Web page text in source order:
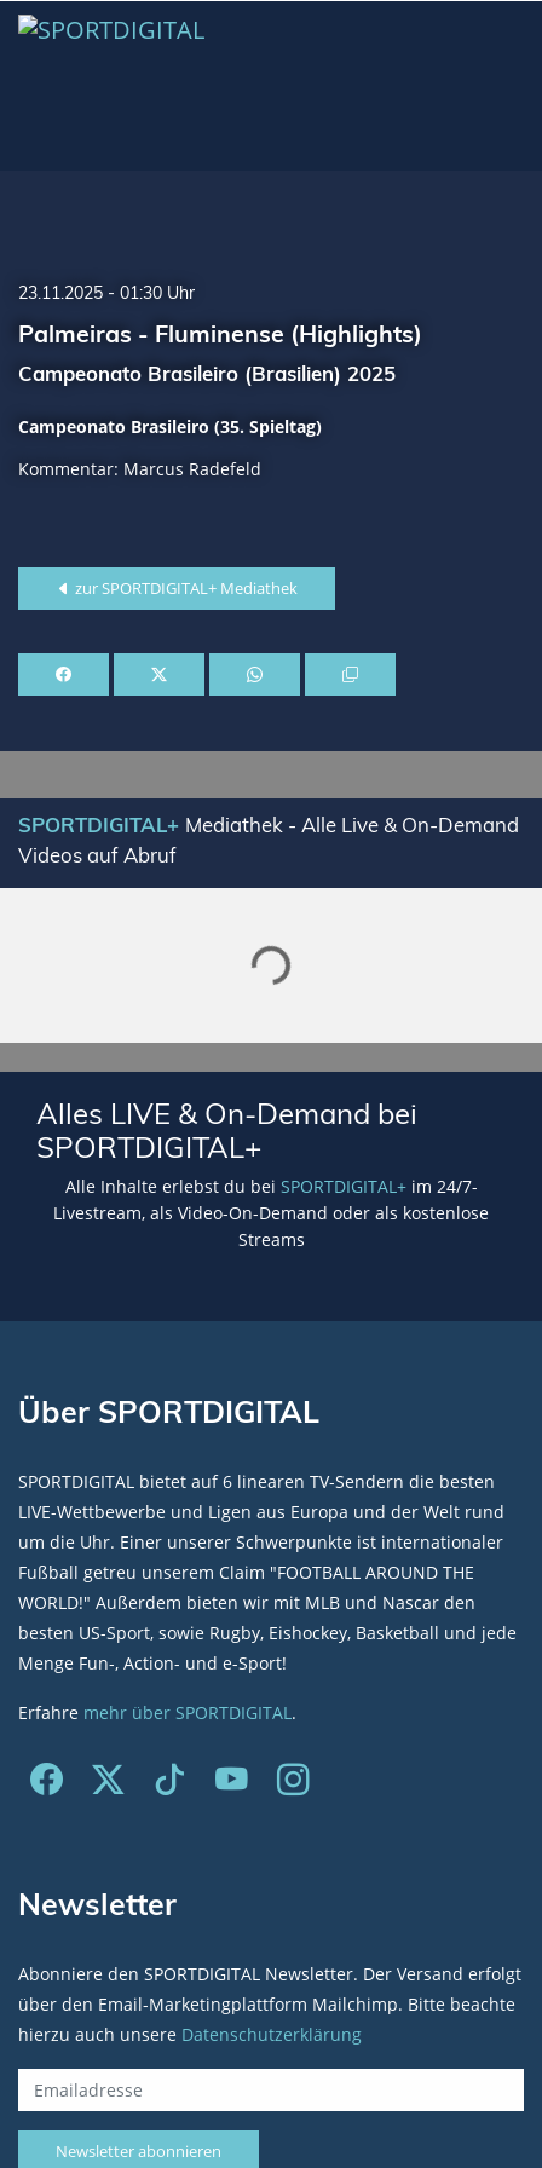
23.11.2025 - 01:30 Uhr
Palmeiras - Fluminense (Highlights)
Campeonato Brasileiro (Brasilien) 2025
Campeonato Brasileiro (35. Spieltag)
Kommentar: Marcus Radefeld
zur SPORTDIGITAL+ Mediathek
SPORTDIGITAL+ Mediathek - Alle Live & On-Demand
Videos auf Abruf
Lade SPORTDIGITAL+ Mediathek
Alles LIVE & On-Demand bei
SPORTDIGITAL+
Alle Inhalte erlebst du bei SPORTDIGITAL+im 24/7-
Livestream, als Video-On-Demand oder als kostenlose
Streams
Über SPORTDIGITAL
SPORTDIGITAL bietet auf 6 linearen TV-Sendern die besten
LIVE-Wettbewerbe und Ligen aus Europa und der Welt rund
um die Uhr. Einer unserer Schwerpunkte ist internationaler
Fußball getreu unserem Claim "FOOTBALL AROUND THE
WORLD!" Außerdem bieten wir mit MLB und Nascar den
besten US-Sport, sowie Rugby, Eishockey, Basketball und jede
Menge Fun-, Action- und e-Sport!
Erfahre mehr über SPORTDIGITAL.
Newsletter
Abonniere den SPORTDIGITAL Newsletter. Der Versand erfolgt
über den Email-Marketingplattform Mailchimp. Bitte beachte
hierzu auch unsere Datenschutzerklärung